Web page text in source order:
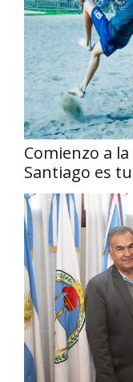
Comienzo a
Santiago es